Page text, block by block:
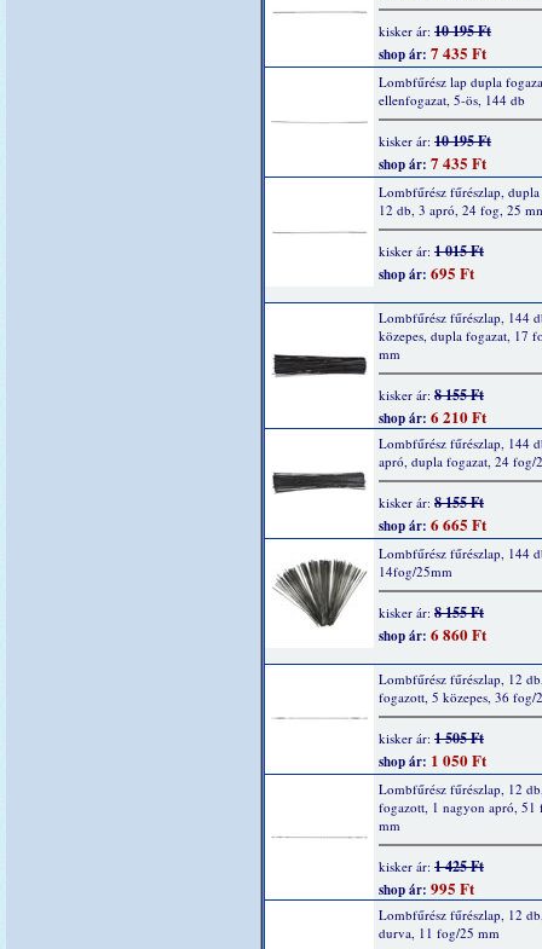
kisker ár: 10 195 Ft
shop ár: 7 435 Ft
Lombfűrész lap dupla
ellenfogazat, 5-ös, 144 db
kisker ár: 10 195 Ft
shop ár: 7 435 Ft
Lombfűrész fűrészlap,
12 db, 3 apró, 24 fog, 25
kisker ár: 1 015 Ft
shop ár: 695 Ft
Lombfűrész fűrészlap, 144
közepes, dupla fogazat, 17
mm
kisker ár: 8 155 Ft
shop ár: 6 210 Ft
Lombfűrész fűrészlap, 144
apró, dupla fogazat, 24 fog/
kisker ár: 8 155 Ft
shop ár: 6 665 Ft
Lombfűrész fűrészlap, 144
14fog/25mm
kisker ár: 8 155 Ft
shop ár: 6 860 Ft
Lombfűrész fűrészlap, 12
fogazott, 5 közepes, 36 fog/
kisker ár: 1 505 Ft
shop ár: 1 050 Ft
Lombfűrész fűrészlap, 12
fogazott, 1 nagyon apró, 51
mm
kisker ár: 1 425 Ft
shop ár: 995 Ft
Lombfűrész fűrészlap, 12
durva, 11 fog/25 mm